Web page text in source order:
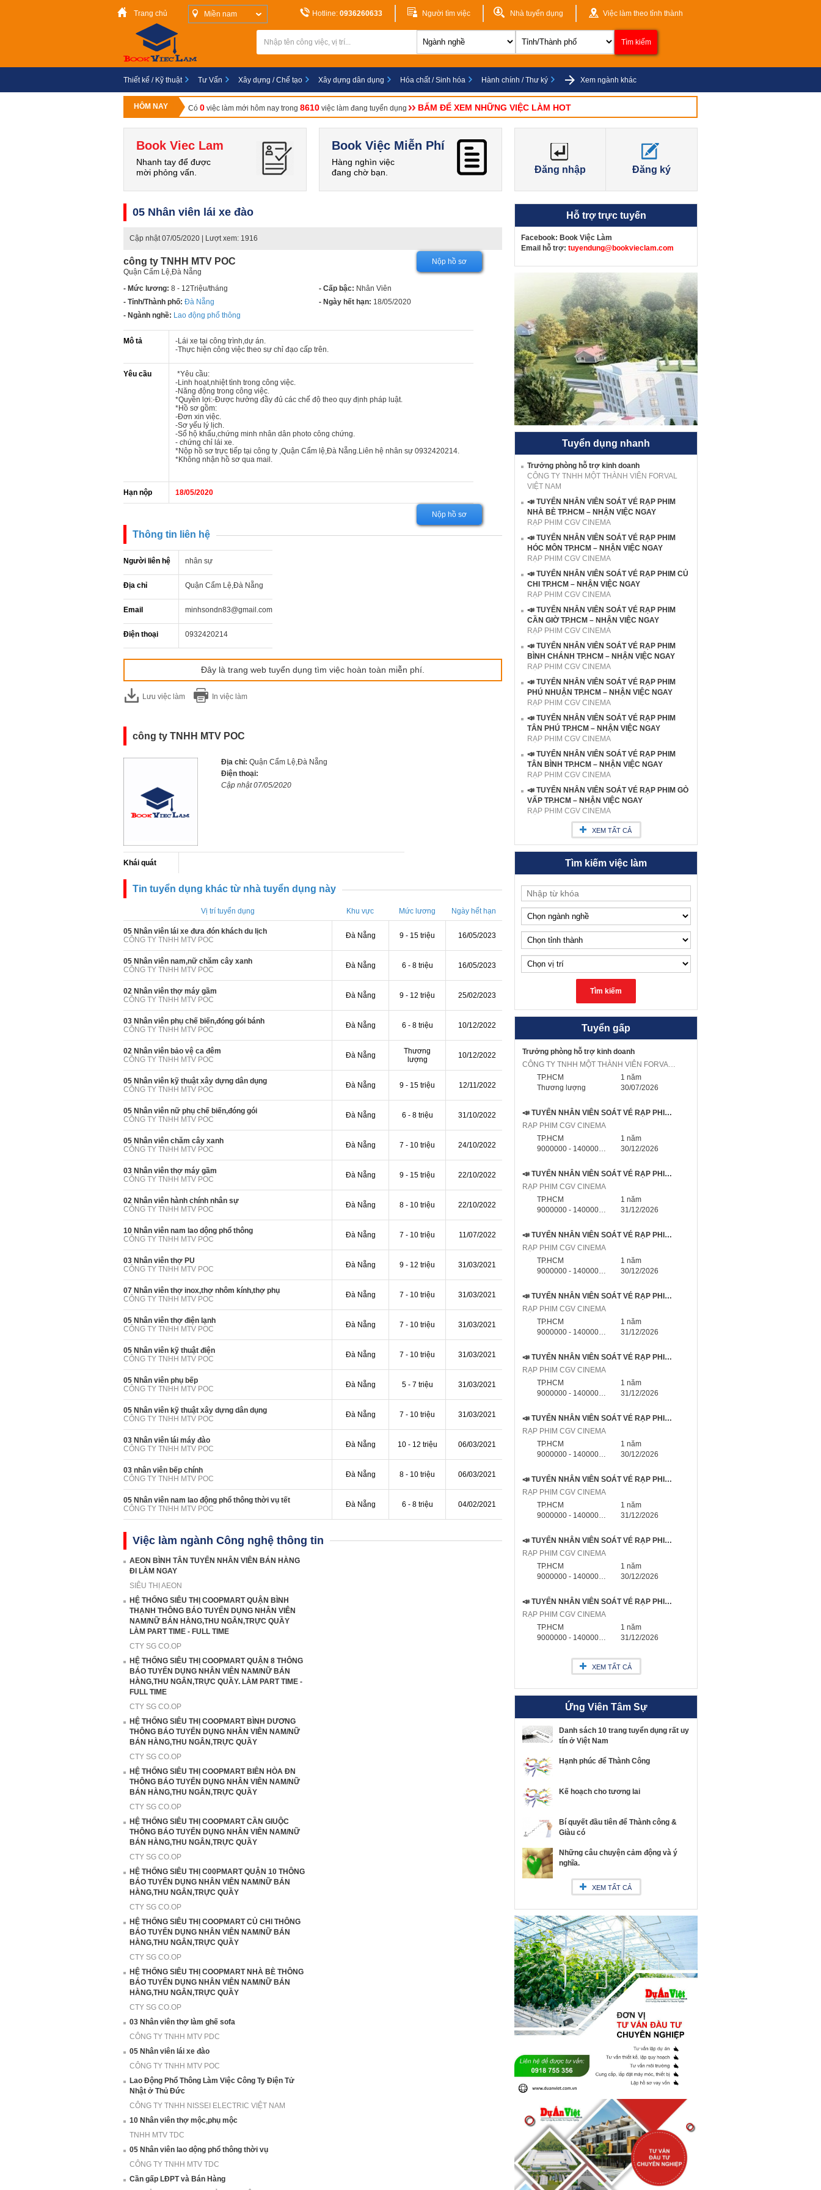
Trang chủ Miền nam Hotline: 0936260633 Người tìm việc Nhà tuyển dụng Việc làm theo tỉnh thành
Thiết kế / Kỹ thuật Tư Vấn Xây dựng / Chế tạo Xây dựng dân dụng Hóa chất / Sinh hóa Hành chính / Thư ký Xem ngành khác
HÔM NAY Có 0 việc làm mới hôm nay trong 8610 việc làm đang tuyển dụng BẤM ĐỂ XEM NHỮNG VIỆC LÀM HOT
Book Viec Lam
Nhanh tay để được
mời phỏng vấn.
Book Việc Miễn Phí
Hàng nghìn việc
đang chờ bạn.
Đăng nhập Đăng ký
05 Nhân viên lái xe đào
Cập nhật07/05/2020 | Lượt xem: 1916
công ty TNHH MTV POC
Quận Cẩm Lệ,Đà Nẵng
Nộp hồ sơ
- Mức lương: 8 - 12Triệu/tháng
- Tỉnh/Thành phố: Đà Nẵng
- Ngành nghề: Lao động phổ thông
- Cấp bậc: Nhân Viên
- Ngày hết hạn: 18/05/2020
Mô tả
-Lái xe tại công trình,dự án.
-Thực hiện công việc theo sự chỉ đạo cấp trên.
Yêu cầu
*Yêu cầu:
-Linh hoạt,nhiệt tình trong công việc.
-Năng động trong công việc.
*Quyền lợi:-Được hưởng đầy đủ các chế độ theo quy định pháp luật.
*Hồ sơ gồm:
-Đơn xin việc.
-Sơ yếu lý lịch.
-Sổ hộ khẩu,chứng minh nhân dân photo công chứng.
- chứng chỉ lái xe.
*Nộp hồ sơ trực tiếp tại công ty ,Quận Cẩm lệ,Đà Nẵng.Liên hệ nhân sự 0932420214.
*Không nhận hồ sơ qua mail.
Hạn nộp 18/05/2020
Nộp hồ sơ
Thông tin liên hệ
Người liên hệ nhân sự
Địa chỉ Quận Cẩm Lệ,Đà Nẵng
Email minhsondn83@gmail.com
Điện thoại 0932420214
Đây là trang web tuyển dụng tìm việc hoàn toàn miễn phí.
Lưu việc làm In việc làm
công ty TNHH MTV POC
Địa chỉ: Quận Cẩm Lệ,Đà Nẵng
Điện thoại:
Cập nhật 07/05/2020
Khái quát
Tin tuyển dụng khác từ nhà tuyển dụng này
Vị trí tuyển dụng Khu vực Mức lương Ngày hết hạn
05 Nhân viên lái xe đưa đón khách du lịch
CÔNG TY TNHH MTV POC
Đà Nẵng 9 - 15 triệu 16/05/2023
05 Nhân viên nam,nữ chăm cây xanh
CÔNG TY TNHH MTV POC
Đà Nẵng 6 - 8 triệu 16/05/2023
02 Nhân viên thợ máy gầm
CÔNG TY TNHH MTV POC
Đà Nẵng 9 - 12 triệu 25/02/2023
03 Nhân viên phụ chế biến,đóng gói bánh
CÔNG TY TNHH MTV POC
Đà Nẵng 6 - 8 triệu 10/12/2022
02 Nhân viên bảo vệ ca đêm
CÔNG TY TNHH MTV POC
Đà Nẵng
Thương
lượng
10/12/2022
05 Nhân viên kỹ thuật xây dựng dân dụng
CÔNG TY TNHH MTV POC
Đà Nẵng 9 - 15 triệu 12/11/2022
05 Nhân viên nữ phụ chế biến,đóng gói
CÔNG TY TNHH MTV POC
Đà Nẵng 6 - 8 triệu 31/10/2022
05 Nhân viên chăm cây xanh
CÔNG TY TNHH MTV POC
Đà Nẵng 7 - 10 triệu 24/10/2022
03 Nhân viên thợ máy gầm
CÔNG TY TNHH MTV POC
Đà Nẵng 9 - 15 triệu 22/10/2022
02 Nhân viên hành chính nhân sự
CÔNG TY TNHH MTV POC
Đà Nẵng 8 - 10 triệu 22/10/2022
10 Nhân viên nam lao dộng phổ thông
CÔNG TY TNHH MTV POC
Đà Nẵng 7 - 10 triệu 11/07/2022
03 Nhân viên thợ PU
CÔNG TY TNHH MTV POC
Đà Nẵng 9 - 12 triệu 31/03/2021
07 Nhân viên thợ inox,thợ nhôm kính,thợ phụ
CÔNG TY TNHH MTV POC
Đà Nẵng 7 - 10 triệu 31/03/2021
05 Nhân viên thợ điện lạnh
CÔNG TY TNHH MTV POC
Đà Nẵng 7 - 10 triệu 31/03/2021
05 Nhân viên kỹ thuật điện
CÔNG TY TNHH MTV POC
Đà Nẵng 7 - 10 triệu 31/03/2021
05 Nhân viên phụ bếp
CÔNG TY TNHH MTV POC
Đà Nẵng 5 - 7 triệu 31/03/2021
05 Nhân viên kỹ thuật xây dựng dân dụng
CÔNG TY TNHH MTV POC
Đà Nẵng 7 - 10 triệu 31/03/2021
03 Nhân viên lái máy đào
CÔNG TY TNHH MTV POC
Đà Nẵng 10 - 12 triệu 06/03/2021
03 nhân viên bếp chính
CÔNG TY TNHH MTV POC
Đà Nẵng 8 - 10 triệu 06/03/2021
05 Nhân viên nam lao động phổ thông thời vụ tết
CÔNG TY TNHH MTV POC
Đà Nẵng 6 - 8 triệu 04/02/2021
Việc làm ngành Công nghệ thông tin
AEON BÌNH TÂN TUYỂN NHÂN VIÊN BÁN HÀNG
ĐI LÀM NGAY
SIÊU THỊ AEON
HỆ THỐNG SIÊU THỊ COOPMART QUẬN BÌNH
THẠNH THÔNG BÁO TUYỂN DỤNG NHÂN VIÊN
NAM/NỮ BÁN HÀNG,THU NGÂN,TRỰC QUẦY
LÀM PART TIME - FULL TIME
CTY SG CO.OP
HỆ THỐNG SIÊU THỊ COOPMART QUẬN 8 THÔNG
BÁO TUYỂN DỤNG NHÂN VIÊN NAM/NỮ BÁN
HÀNG,THU NGÂN,TRỰC QUẦY. LÀM PART TIME -
FULL TIME
CTY SG CO.OP
HỆ THỐNG SIÊU THỊ COOPMART BÌNH DƯƠNG
THÔNG BÁO TUYỂN DỤNG NHÂN VIÊN NAM/NỮ
BÁN HÀNG,THU NGÂN,TRỰC QUẦY
CTY SG CO.OP
HỆ THỐNG SIÊU THỊ COOPMART BIÊN HÒA ĐN
THÔNG BÁO TUYỂN DỤNG NHÂN VIÊN NAM/NỮ
BÁN HÀNG,THU NGÂN,TRỰC QUẦY
CTY SG CO.OP
HỆ THỐNG SIÊU THỊ COOPMART CẦN GIUỘC
THÔNG BÁO TUYỂN DỤNG NHÂN VIÊN NAM/NỮ
BÁN HÀNG,THU NGÂN,TRỰC QUẦY
CTY SG CO.OP
HỆ THỐNG SIÊU THỊ C00PMART QUẬN 10 THÔNG
BÁO TUYỂN DỤNG NHÂN VIÊN NAM/NỮ BÁN
HÀNG,THU NGÂN,TRỰC QUẦY
CTY SG CO.OP
HỆ THỐNG SIÊU THỊ COOPMART CỦ CHI THÔNG
BÁO TUYỂN DỤNG NHÂN VIÊN NAM/NỮ BÁN
HÀNG,THU NGÂN,TRỰC QUẦY
CTY SG CO.OP
HỆ THỐNG SIÊU THỊ COOPMART NHÀ BÈ THÔNG
BÁO TUYỂN DỤNG NHÂN VIÊN NAM/NỮ BÁN
HÀNG,THU NGÂN,TRỰC QUẦY
CTY SG CO.OP
03 Nhân viên thợ làm ghế sofa
CÔNG TY TNHH MTV PDC
05 Nhân viên lái xe đào
CÔNG TY TNHH MTV POC
Lao Động Phổ Thông Làm Việc Công Ty Điện Tử
Nhật ở Thủ Đức
CÔNG TY TNHH NISSEI ELECTRIC VIỆT NAM
10 Nhân viên thợ mộc,phụ mộc
TNHH MTV TDC
05 Nhân viên lao dộng phổ thông thời vụ
CÔNG TY TNHH MTV TDC
Cần gấp LĐPT và Bán Hàng
Hỗ trợ trực tuyến
Facebook: Book Việc Làm
Email hỗ trợ: tuyendung@bookvieclam.com
Tuyển dụng nhanh
Trưởng phòng hỗ trợ kinh doanh
CÔNG TY TNHH MỘT THÀNH VIÊN FORVAL
VIỆT NAM
📣 TUYỂN NHÂN VIÊN SOÁT VÉ RẠP PHIM
NHÀ BÈ TP.HCM – NHẬN VIỆC NGAY
RẠP PHIM CGV CINEMA
📣 TUYỂN NHÂN VIÊN SOÁT VÉ RẠP PHIM
HÓC MÔN TP.HCM – NHẬN VIỆC NGAY
RẠP PHIM CGV CINEMA
📣 TUYỂN NHÂN VIÊN SOÁT VÉ RẠP PHIM CỦ
CHI TP.HCM – NHẬN VIỆC NGAY
RẠP PHIM CGV CINEMA
📣 TUYỂN NHÂN VIÊN SOÁT VÉ RẠP PHIM
CẦN GIỜ TP.HCM – NHẬN VIỆC NGAY
RẠP PHIM CGV CINEMA
📣 TUYỂN NHÂN VIÊN SOÁT VÉ RẠP PHIM
BÌNH CHÁNH TP.HCM – NHẬN VIỆC NGAY
RẠP PHIM CGV CINEMA
📣 TUYỂN NHÂN VIÊN SOÁT VÉ RẠP PHIM
PHÚ NHUẬN TP.HCM – NHẬN VIỆC NGAY
RẠP PHIM CGV CINEMA
📣 TUYỂN NHÂN VIÊN SOÁT VÉ RẠP PHIM
TÂN PHÚ TP.HCM – NHẬN VIỆC NGAY
RẠP PHIM CGV CINEMA
📣 TUYỂN NHÂN VIÊN SOÁT VÉ RẠP PHIM
TÂN BÌNH TP.HCM – NHẬN VIỆC NGAY
RẠP PHIM CGV CINEMA
📣 TUYỂN NHÂN VIÊN SOÁT VÉ RẠP PHIM GÒ
VẤP TP.HCM – NHẬN VIỆC NGAY
RẠP PHIM CGV CINEMA
XEM TẤT CẢ
Tìm kiếm việc làm
Tuyển gấp
Trưởng phòng hỗ trợ kinh doanh
CÔNG TY TNHH MỘT THÀNH VIÊN FORVAL VIỆT NAM
TP.HCM
1 năm
Thương lượng
30/07/2026
📣 TUYỂN NHÂN VIÊN SOÁT VÉ RẠP PHIM NHÀ BÈ TP.HCM – NHẬN VIỆC NGAY
RẠP PHIM CGV CINEMA
TP.HCM
1 năm
9000000 - 14000000 triệu
30/12/2026
📣 TUYỂN NHÂN VIÊN SOÁT VÉ RẠP PHIM HÓC MÔN TP.HCM – NHẬN VIỆC NGAY
RẠP PHIM CGV CINEMA
TP.HCM
1 năm
9000000 - 14000000 triệu
31/12/2026
📣 TUYỂN NHÂN VIÊN SOÁT VÉ RẠP PHIM CỦ CHI TP.HCM – NHẬN VIỆC NGAY
RẠP PHIM CGV CINEMA
TP.HCM
1 năm
9000000 - 14000000 triệu
30/12/2026
📣 TUYỂN NHÂN VIÊN SOÁT VÉ RẠP PHIM CẦN GIỜ TP.HCM – NHẬN VIỆC NGAY
RẠP PHIM CGV CINEMA
TP.HCM
1 năm
9000000 - 14000000 triệu
31/12/2026
📣 TUYỂN NHÂN VIÊN SOÁT VÉ RẠP PHIM BÌNH CHÁNH TP.HCM – NHẬN VIỆC NGAY
RẠP PHIM CGV CINEMA
TP.HCM
1 năm
9000000 - 14000000 triệu
31/12/2026
📣 TUYỂN NHÂN VIÊN SOÁT VÉ RẠP PHIM PHÚ NHUẬN TP.HCM – NHẬN VIỆC NGAY
RẠP PHIM CGV CINEMA
TP.HCM
1 năm
9000000 - 14000000 triệu
30/12/2026
📣 TUYỂN NHÂN VIÊN SOÁT VÉ RẠP PHIM TÂN PHÚ TP.HCM – NHẬN VIỆC NGAY
RẠP PHIM CGV CINEMA
TP.HCM
1 năm
9000000 - 14000000 triệu
31/12/2026
📣 TUYỂN NHÂN VIÊN SOÁT VÉ RẠP PHIM TÂN BÌNH TP.HCM – NHẬN VIỆC NGAY
RẠP PHIM CGV CINEMA
TP.HCM
1 năm
9000000 - 14000000 triệu
30/12/2026
📣 TUYỂN NHÂN VIÊN SOÁT VÉ RẠP PHIM GÒ VẤP TP.HCM – NHẬN VIỆC NGAY
RẠP PHIM CGV CINEMA
TP.HCM
1 năm
9000000 - 14000000 triệu
31/12/2026
XEM TẤT CẢ
Ứng Viên Tâm Sự
Danh sách 10 trang tuyển dụng rất uy
tín ở Việt Nam
Hạnh phúc để Thành Công
Kế hoạch cho tương lai
Bí quyết đầu tiên để Thành công &
Giàu có
Những câu chuyện cảm động và ý
nghĩa.
XEM TẤT CẢ